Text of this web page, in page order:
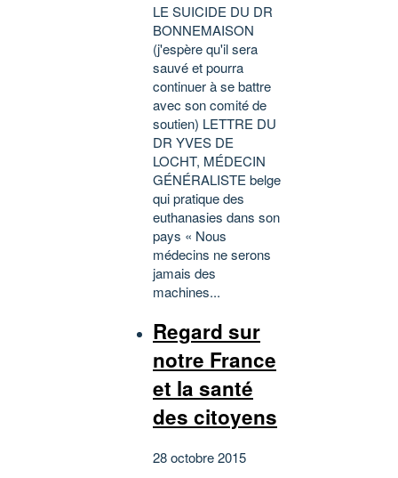
LE SUICIDE DU DR
BONNEMAISON
(j'espère qu'il sera
sauvé et pourra
continuer à se battre
avec son comité de
soutien) LETTRE DU
DR YVES DE
LOCHT, MÉDECIN
GÉNÉRALISTE belge
qui pratique des
euthanasies dans son
pays « Nous
médecins ne serons
jamais des
machines...
Regard sur
notre France
et la santé
des citoyens
28 octobre 2015